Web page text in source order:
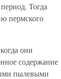
Тогда
пермского
они
содержание
пылевыми